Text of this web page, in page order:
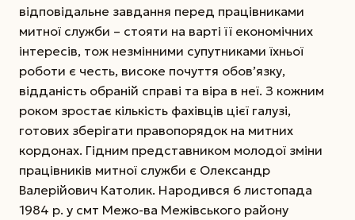
відповідальне завдання перед працівниками
митної служби – стояти на варті її економічних
інтересів, тож незмінними супутниками їхньої
роботи є честь, високе почуття обов’язку,
відданість обраній cправі та віра в неї. З кожним
роком зростає кількість фахівців цієї галузі,
готових зберігати правопорядок на митних
кордонах. Гідним представником молодої зміни
працівників митної служби є Олександр
Валерійович Католик. Народився 6 листопада
1984 р. у смт Межо-ва Межівського району